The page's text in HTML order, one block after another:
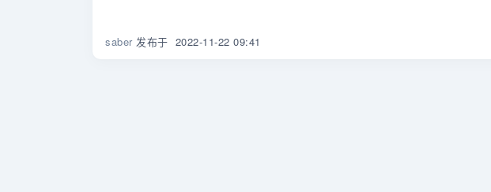
saber发布于 2022-11-22 09:41